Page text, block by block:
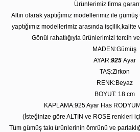
Ürünlerimiz firma
Altın olarak yaptığımız modellerimiz ile
yaptığımız modellerimiz arasında
Gönül rahatlığıyla ürünlerimizi tercih
MADEN:Gümüş
AYAR:925 Ayar
TAŞ:Zirkon
RENK:Beyaz
BOYUT: 18 cm
KAPLAMA:925 Ayar Has
(İsteğinize göre ALTIN ve ROSE renkleri
Tüm gümüş takı ürünlerinin ömrünü ve